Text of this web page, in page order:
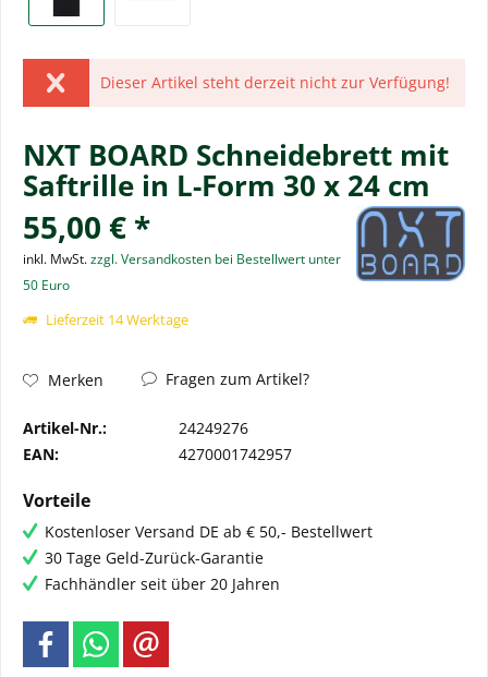
Dieser Artikel steht derzeit nicht zur Verfügung!
NXT BOARD Schneidebrett mit
Saftrille in L-Form 30 x 24 cm
55,00 € *
inkl. MwSt.zzgl. Versandkosten bei Bestellwert unter
50 Euro
Lieferzeit 14 Werktage
Merken Fragen zum Artikel?
Artikel-Nr.:
24249276
EAN:
4270001742957
Vorteile
Kostenloser Versand DE ab € 50,- Bestellwert
30 Tage Geld-Zurück-Garantie
Fachhändler seit über 20 Jahren